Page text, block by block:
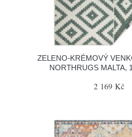
ZELENO-KRÉMOVÝ
NORTHRUGS MALTA,
2 169 Kč